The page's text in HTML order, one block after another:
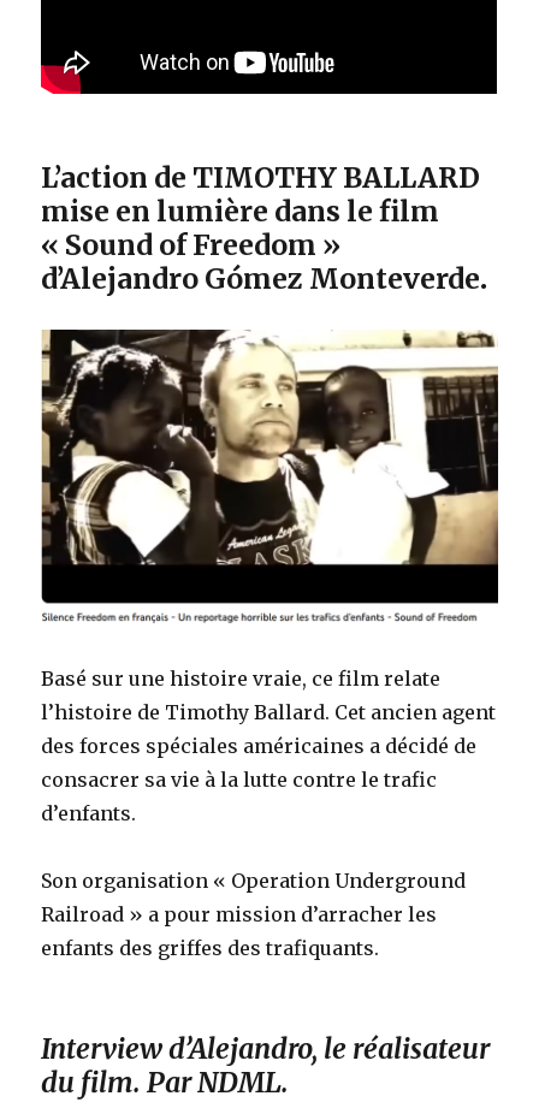
L’action de TIMOTHY BALLARD
mise en lumière dans le film
« Sound of Freedom »
d’Alejandro Gómez Monteverde.
Basé sur une histoire vraie, ce film relate
l’histoire de Timothy Ballard. Cet ancien agent
des forces spéciales américaines a décidé de
consacrer sa vie à la lutte contre le trafic
d’enfants.
Son organisation « Operation Underground
Railroad » a pour mission d’arracher les
enfants des griffes des trafiquants.
Interview d’Alejandro, le réalisateur
du film. Par NDML.